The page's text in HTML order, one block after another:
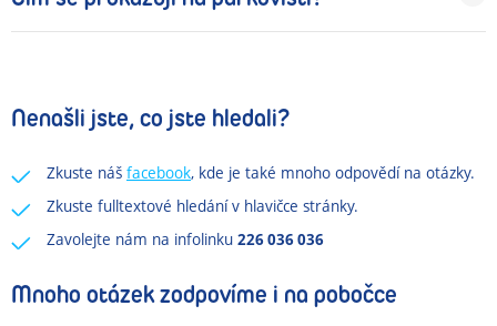
Nenašli jste, co jste hledali?
Zkuste náš facebook, kde je také mnoho odpovědí na otázky.
Zkuste fulltextové hledání v hlavičce stránky.
Zavolejte nám na infolinku 226 036 036
Mnoho otázek zodpovíme i na pobočce